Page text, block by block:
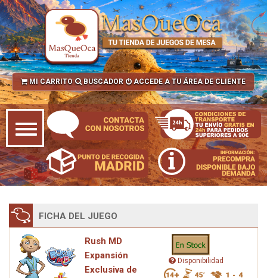
MI CARRITO BUSCADOR ACCEDE A TU ÁREA DE CLIENTE
FICHA DEL JUEGO
Rush MD
Expansión
Exclusiva de
Disponibilidad